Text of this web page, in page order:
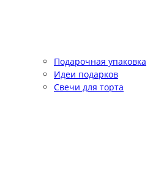
Подарочная упаковка
Идеи подарков
Свечи для торта